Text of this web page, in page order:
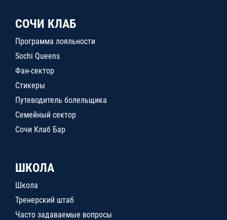
СОЧИ КЛАБ
Программа лояльности
Sochi Queens
Фан-сектор
Стикеры
Путеводитель болельщика
Семейный сектор
Сочи Клаб Бар
ШКОЛА
Школа
Тренерский штаб
Часто задаваемые вопросы